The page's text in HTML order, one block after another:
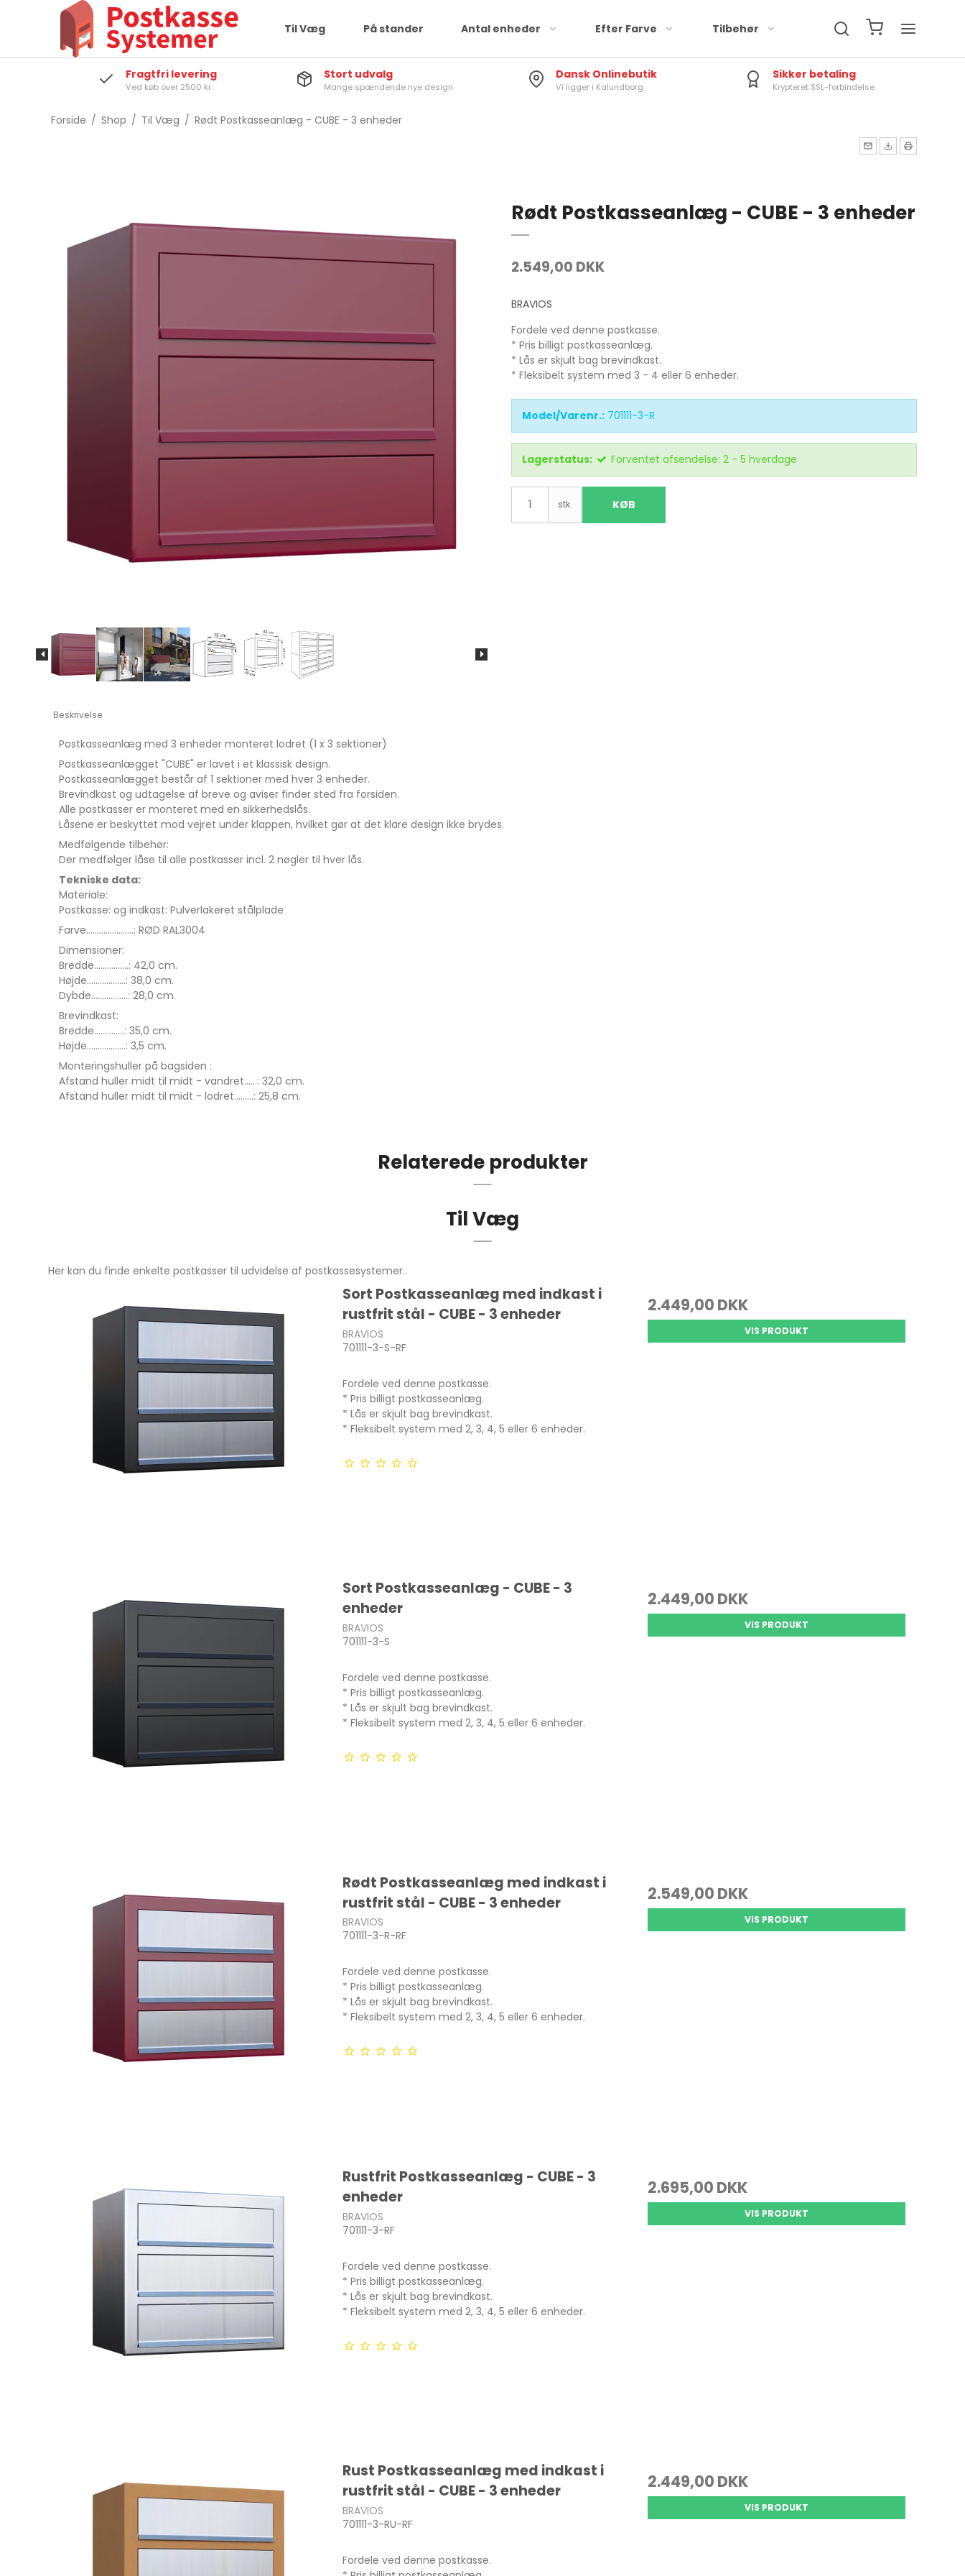
Til Væg På stander Antal enheder Efter Farve Tilbehør
Fragtfri levering
Ved køb over 2500 kr.
Stort udvalg
Mange spændende nye design
Dansk Onlinebutik
Vi ligger i Kalundborg
Sikker betaling
Krypteret SSL-forbindelse
Forside / Shop / Til Væg / Rødt Postkasseanlæg - CUBE - 3 enheder
Rødt Postkasseanlæg - CUBE - 3 enheder
2.549,00 DKK
BRAVIOS
Fordele ved denne postkasse.
* Pris billigt postkasseanlæg.
* Lås er skjult bag brevindkast.
* Fleksibelt system med 3 - 4 eller 6 enheder.
Model/Varenr.: 701111-3-R
Lagerstatus: Forventet afsendelse: 2 - 5 hverdage
stk. KØB
Beskrivelse
Postkasseanlæg med 3 enheder monteret lodret (1 x 3 sektioner)
Postkasseanlægget "CUBE" er lavet i et klassisk design.
Postkasseanlægget består af 1 sektioner med hver 3 enheder.
Brevindkast og udtagelse af breve og aviser finder sted fra forsiden.
Alle postkasser er monteret med en sikkerhedslås.
Låsene er beskyttet mod vejret under klappen, hvilket gør at det klare design ikke brydes.
Medfølgende tilbehør:
Der medfølger låse til alle postkasser incl. 2 nøgler til hver lås.
Tekniske data:
Materiale:
Postkasse: og indkast: Pulverlakeret stålplade
Farve......................: RØD RAL3004
Dimensioner:
Bredde................: 42,0 cm.
Højde..................: 38,0 cm.
Dybde.................: 28,0 cm.
Brevindkast:
Bredde..............: 35,0 cm.
Højde..................: 3,5 cm.
Monteringshuller på bagsiden :
Afstand huller midt til midt - vandret......: 32,0 cm.
Afstand huller midt til midt - lodret.........: 25,8 cm.
Relaterede produkter
Til Væg
Her kan du finde enkelte postkasser til udvidelse af postkassesystemer..
Sort Postkasseanlæg med indkast i
rustfrit stål - CUBE - 3 enheder
BRAVIOS
701111-3-S-RF
Fordele ved denne postkasse.
* Pris billigt postkasseanlæg.
* Lås er skjult bag brevindkast.
* Fleksibelt system med 2, 3, 4, 5 eller 6 enheder.
2.449,00 DKK
VIS PRODUKT
Sort Postkasseanlæg - CUBE - 3
enheder
BRAVIOS
701111-3-S
Fordele ved denne postkasse.
* Pris billigt postkasseanlæg.
* Lås er skjult bag brevindkast.
* Fleksibelt system med 2, 3, 4, 5 eller 6 enheder.
2.449,00 DKK
VIS PRODUKT
Rødt Postkasseanlæg med indkast i
rustfrit stål - CUBE - 3 enheder
BRAVIOS
701111-3-R-RF
Fordele ved denne postkasse.
* Pris billigt postkasseanlæg.
* Lås er skjult bag brevindkast.
* Fleksibelt system med 2, 3, 4, 5 eller 6 enheder.
2.549,00 DKK
VIS PRODUKT
Rustfrit Postkasseanlæg - CUBE - 3
enheder
BRAVIOS
701111-3-RF
Fordele ved denne postkasse.
* Pris billigt postkasseanlæg.
* Lås er skjult bag brevindkast.
* Fleksibelt system med 2, 3, 4, 5 eller 6 enheder.
2.695,00 DKK
VIS PRODUKT
Rust Postkasseanlæg med indkast i
rustfrit stål - CUBE - 3 enheder
BRAVIOS
701111-3-RU-RF
Fordele ved denne postkasse.
2.449,00 DKK
VIS PRODUKT